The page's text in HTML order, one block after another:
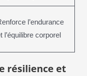
l’endurance
l’équilibre corporel
résilience et